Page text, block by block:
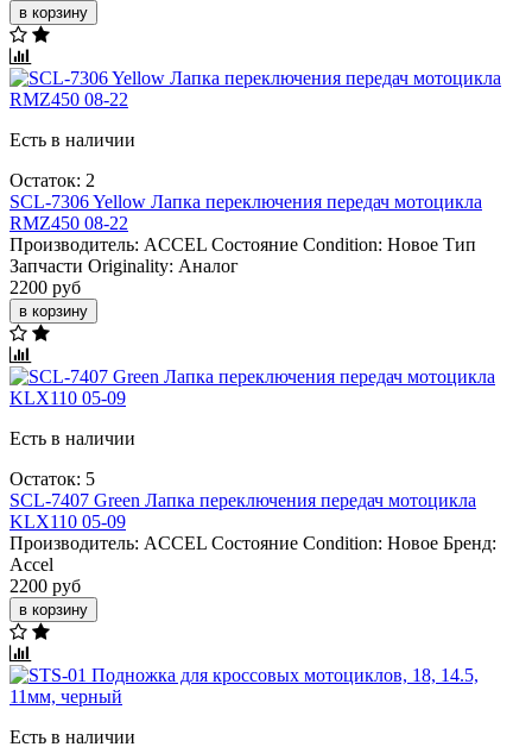
в корзину
Есть в наличии
Остаток: 2
SCL-7306 Yellow Лапка переключения передач мотоцикла
RMZ450 08-22
Производитель: ACCEL Состояние Condition: Новое Тип
Запчасти Originality: Аналог
2200 руб
в корзину
Есть в наличии
Остаток: 5
SCL-7407 Green Лапка переключения передач мотоцикла
KLX110 05-09
Производитель: ACCEL Состояние Condition: Новое Бренд:
Accel
2200 руб
в корзину
Есть в наличии